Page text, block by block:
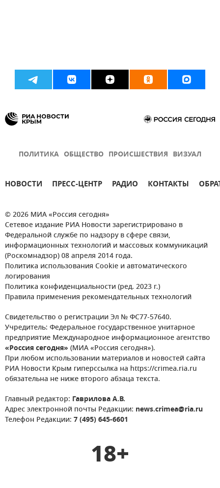
ПОЛИТИКА ОБЩЕСТВО ПРОИСШЕСТВИЯ ВИЗУАЛ
НОВОСТИ ПРЕСС-ЦЕНТР РАДИО КОНТАКТЫ
© 2026 МИА «Россия сегодня»
Сетевое издание РИА Новости зарегистрировано в
Федеральной службе по надзору в сфере связи,
информационных технологий и массовых коммуникаций
(Роскомнадзор) 08 апреля 2014 года.
Политика использования Cookie и автоматического
логирования
Политика конфиденциальности (ред. 2023 г.)
Правила применения рекомендательных технологий
Свидетельство о регистрации Эл № ФС77-57640.
Учредитель: Федеральное государственное унитарное
предприятие Международное информационное агентство
«Россия сегодня» (МИА «Россия сегодня»).
При любом использовании материалов и новостей сайта
РИА Новости Крым гиперссылка на https://crimea.ria.ru
обязательна не ниже второго абзаца текста.
Главный редактор: Гаврилова А.В.
Адрес электронной почты Редакции: news.crimea@ria.ru
Телефон Редакции: 7 (495) 645-6601
18+